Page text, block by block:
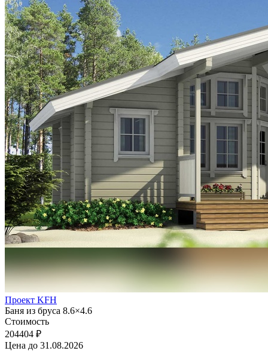
Проект KFH
Баня из бруса 8.6×4.6
Стоимость
204404 ₽
Цена до 31.08.2026